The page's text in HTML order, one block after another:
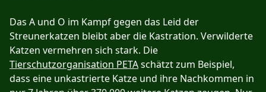
Das A und O im Kampf gegen das Leid der
Streunerkatzen bleibt aber die Kastration. Verwilderte
Katzen vermehren sich stark. Die
Tierschutzorganisation PETAschätzt zum Beispiel,
dass eine unkastrierte Katze und ihre Nachkommen in